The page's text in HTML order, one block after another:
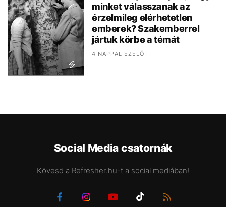
minket válasszanak az
érzelmileg elérhetetlen
emberek? Szakemberrel
jártuk körbe a témát
4 NAPPAL EZELŐTT
Social Media csatornák
Kövesd a Refresher.hu-t a social mediában!